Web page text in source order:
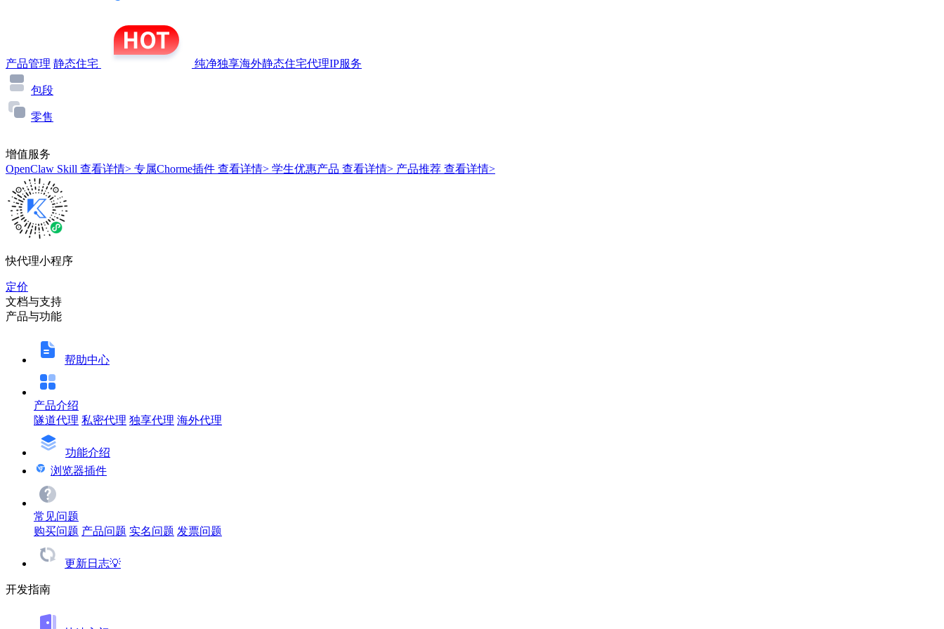
产品管理 静态住宅 纯净独享海外静态住宅代理IP服务
包段
零售
增值服务
OpenClaw Skill 查看详情> 专属Chorme插件 查看详情> 学生优惠产品 查看详情> 产品推荐 查看详情>
快代理小程序
定价
文档与支持
产品与功能
帮助中心
产品介绍
隧道代理 私密代理 独享代理 海外代理
功能介绍
浏览器插件
常见问题
购买问题 产品问题 实名问题 发票问题
更新日志💡
开发指南